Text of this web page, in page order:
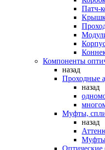
Патч-
Компоненты
назад
Проходные
назад
Муфты,
назад
Муфты
Оптические